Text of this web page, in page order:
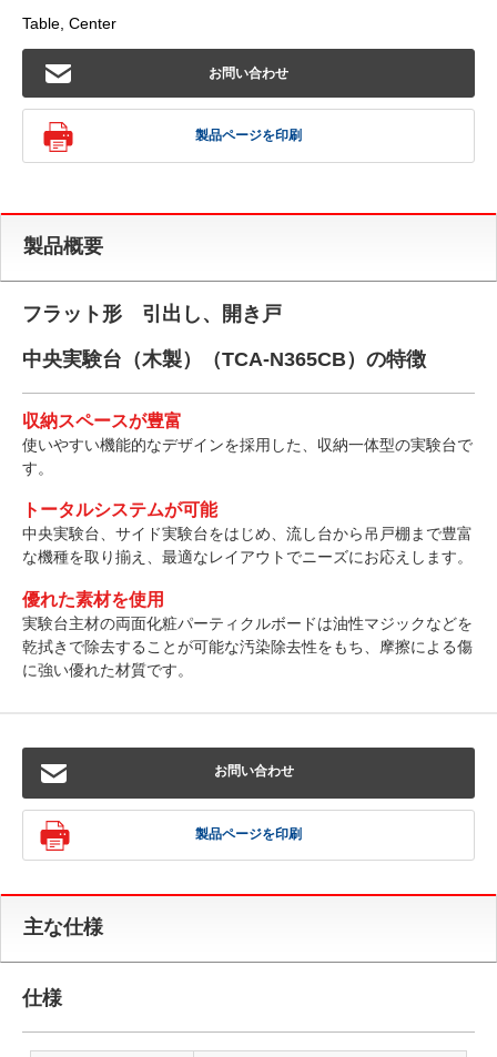
Table, Center
お問い合わせ
製品ページを印刷
製品概要
フラット形 引出し、開き戸
中央実験台（木製）（TCA-N365CB）の特徴
収納スペースが豊富
使いやすい機能的なデザインを採用した、収納一体型の実験台で
す。
トータルシステムが可能
中央実験台、サイド実験台をはじめ、流し台から吊戸棚まで豊富
な機種を取り揃え、最適なレイアウトでニーズにお応えします。
優れた素材を使用
実験台主材の両面化粧パーティクルボードは油性マジックなどを
乾拭きで除去することが可能な汚染除去性をもち、摩擦による傷
に強い優れた材質です。
お問い合わせ
製品ページを印刷
主な仕様
仕様